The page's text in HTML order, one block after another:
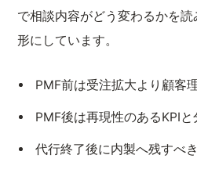
で相談内容がどう変わるかを
形にしています。
PMF前は受注拡大より顧客
PMF後は再現性のあるKPI
代行終了後に内製へ残すべ